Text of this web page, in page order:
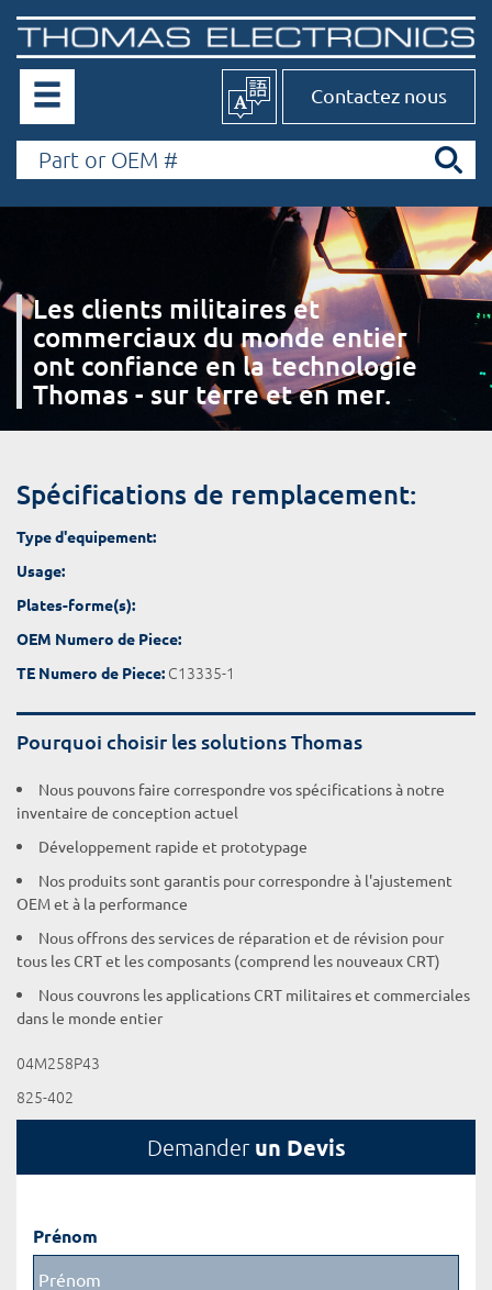
Contactez nous
Les clients militaires et
commerciaux du monde entier
ont confiance en la technologie
Thomas - sur terre et en mer.
Spécifications de remplacement:
Type d'equipement:
Usage:
Plates-forme(s):
OEM Numero de Piece:
TE Numero de Piece: C13335-1
Pourquoi choisir les solutions Thomas
Nous pouvons faire correspondre vos spécifications à notre
inventaire de conception actuel
Développement rapide et prototypage
Nos produits sont garantis pour correspondre à l'ajustement
OEM et à la performance
Nous offrons des services de réparation et de révision pour
tous les CRT et les composants (comprend les nouveaux CRT)
Nous couvrons les applications CRT militaires et commerciales
dans le monde entier
04M258P43
825-402
Demander un Devis
Prénom